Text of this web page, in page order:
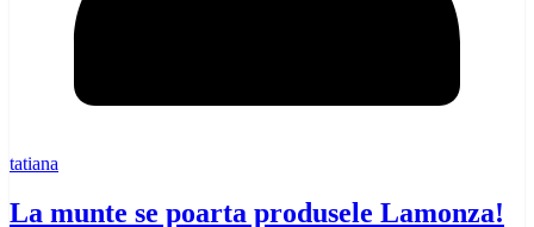
tatiana
La munte se poarta produsele Lamonza!